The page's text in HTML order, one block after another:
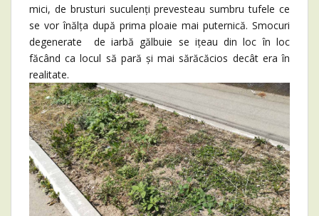
mici, de brusturi suculenți prevesteau sumbru tufele ce
se vor înălța după prima ploaie mai puternică. Smocuri
degenerate de iarbă gălbuie se ițeau din loc în loc
făcând ca locul să pară și mai sărăcăcios decât era în
realitate.